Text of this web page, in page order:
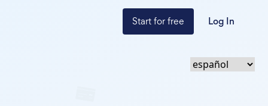
Start for free Log In